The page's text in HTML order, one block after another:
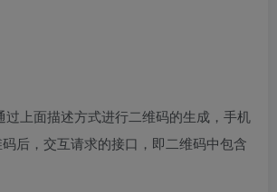
过上面描述方式进行二维码的生成，手机
后，交互请求的接口，即二维码中包含